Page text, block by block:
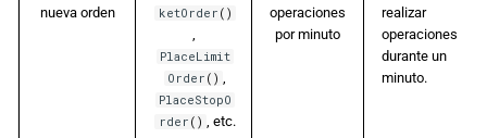
nueva orden
ketOrder ()
,
PlaceLimit
Order () ,
PlaceStopO
rder () , etc.
operaciones
por minuto
realizar
operaciones
durante un
minuto.